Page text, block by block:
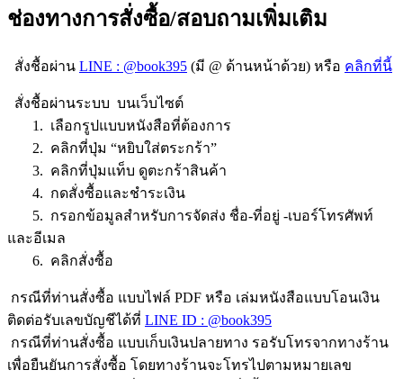
ช่องทางการสั่งซื้อ/สอบถามเพิ่มเติม
สั่งชื้อผ่าน LINE : @book395 (มี @ ด้านหน้าด้วย) หรือ คลิกที่นี้
สั่งชื้อผ่านระบบ บนเว็บไซต์
1. เลือกรูปแบบหนังสือที่ต้องการ
2. คลิกที่ปุ่ม “หยิบใส่ตระกร้า”
3. คลิกที่ปุ่มแท็บ ดูตะกร้าสินค้า
4. กดสั่งซื้อและชำระเงิน
5. กรอกข้อมูลสำหรับการจัดส่ง ชื่อ-ที่อยู่ -เบอร์โทรศัพท์
และอีเมล
6. คลิกสั่งซื้อ
กรณีที่ท่านสั่งซื้อ แบบไฟล์ PDF หรือ เล่มหนังสือแบบโอนเงิน
ติดต่อรับเลขบัญชีได้ที่ LINE ID : @book395
กรณีที่ท่านสั่งซื้อ แบบเก็บเงินปลายทาง รอรับโทรจากทางร้าน
เพื่อยืนยันการสั่งซื้อ โดยทางร้านจะโทรไปตามหมายเลข